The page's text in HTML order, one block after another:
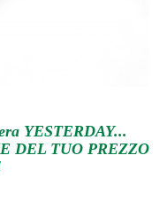
YESTERDAY...
DEL TUO PREZZO